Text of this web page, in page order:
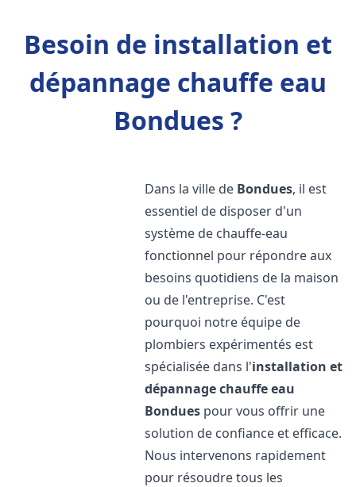
Besoin de installation et
dépannage chauffe eau
Bondues ?
Dans la ville de Bondues, il est
essentiel de disposer d'un
système de chauffe-eau
fonctionnel pour répondre aux
besoins quotidiens de la maison
ou de l'entreprise. C'est
pourquoi notre équipe de
plombiers expérimentés est
spécialisée dans l'installation et
dépannage chauffe eau
Bondues pour vous offrir une
solution de confiance et efficace.
Nous intervenons rapidement
pour résoudre tous les